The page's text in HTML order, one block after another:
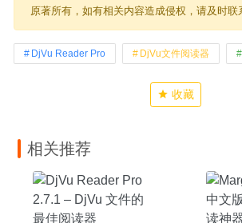
原著所有，如有相关内容造成侵权，请及时联
DjVu Reader Pro DjVu文件阅读器
收藏
相关推荐